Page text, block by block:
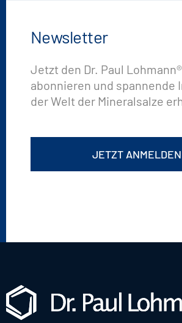
Newsletter
Jetzt den Dr. Paul
abonnieren und spannende
der Welt der Mineralsalze
JETZT ANMELDEN